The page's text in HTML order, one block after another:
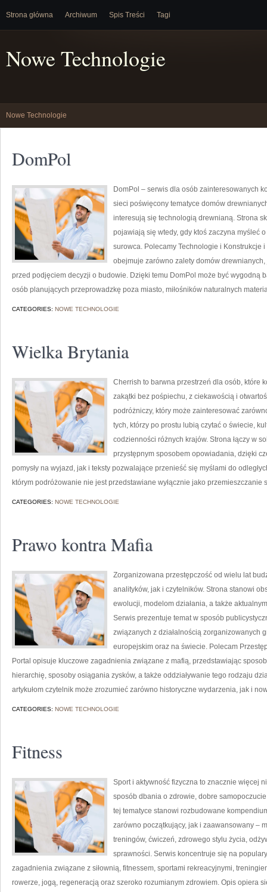
Strona główna Archiwum Spis Treści Tagi
Nowe Technologie
Nowe Technologie
DomPol
DomPol – serwis dla osób zainteresowanych
sieci poświęcony tematyce domów
interesują się technologią drewnianą. Strona
pojawiają się wtedy, gdy ktoś zaczyna myśleć
surowca. Polecamy Technologie i Konstrukcje
obejmuje zarówno zalety domów
przed podjęciem decyzji o budowie. Dzięki temu DomPol może być wygodną
osób planujących przeprowadzkę poza miasto, miłośników naturalnych
CATEGORIES: NOWE TECHNOLOGIE
Wielka Brytania
Cherrish to barwna przestrzeń dla osób, które
zakątki bez pośpiechu, z ciekawością i
podróżniczy, który może zainteresować
tych, którzy po prostu lubią czytać o świecie,
codzienności różnych krajów. Strona łączy w
przystępnym sposobem opowiadania, dzięki
pomysły na wyjazd, jak i teksty pozwalające przenieść się myślami do
którym podróżowanie nie jest przedstawiane wyłącznie jako przemieszczanie
CATEGORIES: NOWE TECHNOLOGIE
Prawo kontra Mafia
Zorganizowana przestępczość od wielu lat
analityków, jak i czytelników. Strona stanowi
ewolucji, modelom działania, a także
Serwis prezentuje temat w sposób
związanych z działalnością zorganizowanych
europejskim oraz na świecie. Polecam
Portal opisuje kluczowe zagadnienia związane z mafią, przedstawiając
hierarchię, sposoby osiągania zysków, a także oddziaływanie tego rodzaju
artykułom czytelnik może zrozumieć zarówno historyczne wydarzenia, jak i
CATEGORIES: NOWE TECHNOLOGIE
Fitness
Sport i aktywność fizyczna to znacznie więcej
sposób dbania o zdrowie, dobre
tej tematyce stanowi rozbudowane
zarówno początkujący, jak i zaawansowany –
treningów, ćwiczeń, zdrowego stylu życia,
sprawności. Serwis koncentruje się na
zagadnienia związane z siłownią, fitnessem, sportami rekreacyjnymi,
rowerze, jogą, regeneracją oraz szeroko rozumianym zdrowiem. Opis opiera